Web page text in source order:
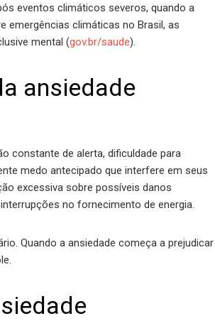
eventos climáticos severos, quando a
emergências climáticas no Brasil, as
mental (gov.br/saude).
ansiedade
constante de alerta, dificuldade para
medo antecipado que interfere em seus
excessiva sobre possíveis danos
no fornecimento de energia.
Quando a ansiedade começa a prejudicar